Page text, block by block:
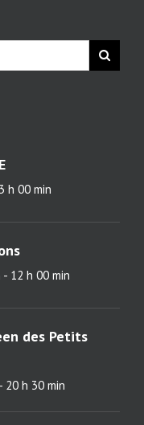
h 00 min
- 12 h 00 min
des Petits
- 20 h 30 min